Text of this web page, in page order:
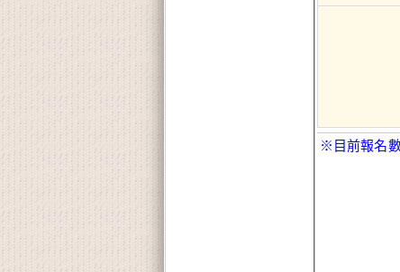
※目前報名